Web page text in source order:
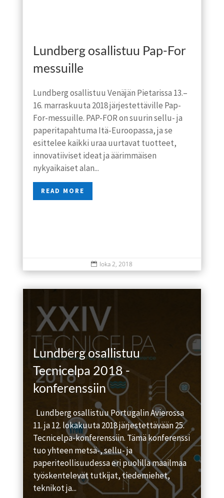
Lundberg osallistuu Pap-For
messuille
Lundberg osallistuu Venäjän Pietarissa 13.–
16. marraskuuta 2018 järjestettäville Pap-
For-messuille. PAP-FOR on suurin sellu- ja
paperitapahtuma Itä-Euroopassa, ja se
esittelee kaikki uraa uurtavat tuotteet,
innovatiiviset ideat ja äärimmäisen
nykyaikaiset alan...
READ MORE
 loka 2, 2018
Lundberg osallistuu
Tecnicelpa 2018 -
konferenssiin
Lundberg osallistuu Portugalin Avierossa
11. ja 12. lokakuuta 2018 järjestettävään 25.
Tecnicelpa-konferenssiin. Tämä konferenssi
tuo yhteen metsä-, sellu- ja
paperiteollisuudessa eri puolilla maailmaa
työskentelevät tutkijat, tiedemiehet,
teknikot ja...